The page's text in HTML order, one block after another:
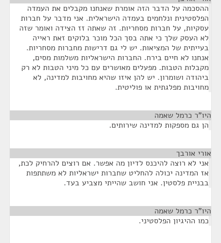
ההסכמה על הדבר הזה אומרת שאנחנו מקבלים את העמדה
הפלסטינית ונלחמים בעמדה הישראלית. אני מדבר על חברות
עסקיות, על חברות מסחריות. זה שאתה זז הצידה ואומר שזה
לא העסק שלך כי אתה בסך הכל מוכר בלוקים זאת ראייה
בעייתית של המציאות. יש לי גם דרישות מחברות מסחריות.
אנחנו לא חיים בירח. החברות הישראליות משלמות מסים,
מקבלות הטבות. מפעלים מאושרים עם כל מיני הטבות לא רק
ביהודה ושומרון. יש להן איזו שהיא מחויבות למדינה, לא
מחויבות מפלגתית או פוליטית.
היו"ר כרמל שאמה
הן גם מספקות למדינה שירותים.
אורי אורבך
אני לא רוצה להיכנס לדיון מה אפשר. אם רוצים להרחיק לכת,
אז המדינה יכולה להחליט שחברות ישראליות לא משתתפות
בבניית פלסטין. אני חושב שהייתי מצביע בעד.
היו"ר כרמל שאמה
כמו ההיגיון הפלסטיני.